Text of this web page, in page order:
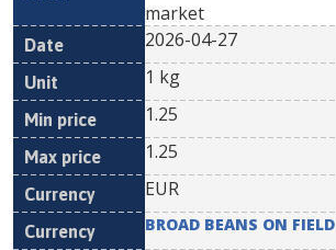
market
2026-04-27
1 kg
1.25
1.25
EUR
BROAD BEANS ON FIELD